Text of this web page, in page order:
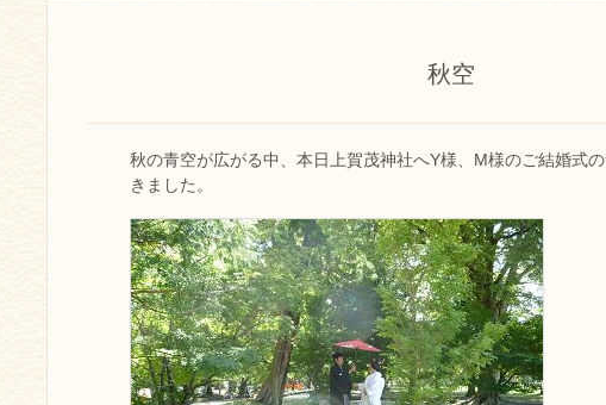
秋空
秋の青空が広がる中、本日上賀茂神社へY様、M様のご結婚式
きました。